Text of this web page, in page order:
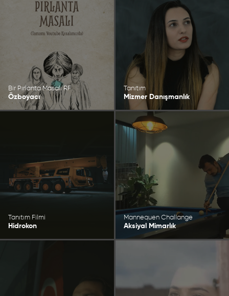
Bir Pırlanta Masalı RF
Özboyacı
Tanıtım
Mizmer Danışmanlık
Tanıtım Filmi
Hidrokon
Mannequen Challange
Aksiyal Mimarlık